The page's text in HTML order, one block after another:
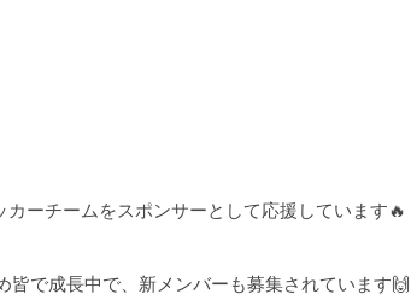
ーチームをスポンサーとして応援しています🔥
皆で成長中で、新メンバーも募集されています🙌